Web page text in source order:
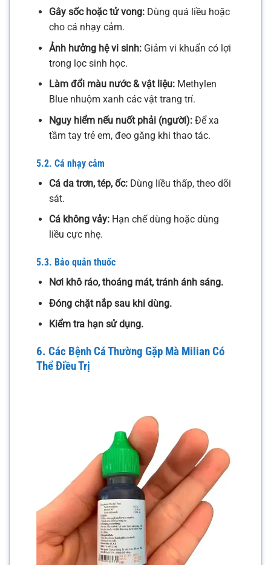
Gây sốc hoặc tử vong:Dùng quá liều hoặc
cho cá nhạy cảm.
Ảnh hưởng hệ vi sinh:Giảm vi khuẩn có lợi
trong lọc sinh học.
Làm đổi màu nước & vật liệu:Methylen
Blue nhuộm xanh các vật trang trí.
Nguy hiểm nếu nuốt phải (người):Để xa
tầm tay trẻ em, đeo găng khi thao tác.
5.2. Cá nhạy cảm
Cá da trơn, tép, ốc:Dùng liều thấp, theo dõi
sát.
Cá không vảy:Hạn chế dùng hoặc dùng
liều cực nhẹ.
5.3. Bảo quản thuốc
Nơi khô ráo, thoáng mát, tránh ánh sáng.
Đóng chặt nắp sau khi dùng.
Kiểm tra hạn sử dụng.
6. Các Bệnh Cá Thường Gặp Mà Milian Có
Thể Điều Trị